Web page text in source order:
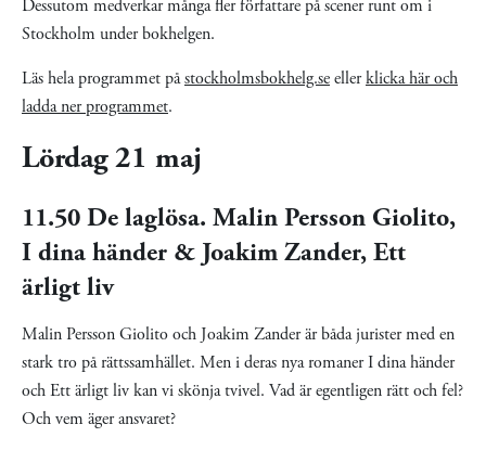
Dessutom medverkar många fler författare på scener runt om i
Stockholm under bokhelgen.
Läs hela programmet påstockholmsbokhelg.seellerklicka här och
ladda ner programmet.
Lördag 21 maj
11.50 De laglösa. Malin Persson Giolito,
I dina händer & Joakim Zander, Ett
ärligt liv
Malin Persson Giolito och Joakim Zander är båda jurister med en
stark tro på rättssamhället. Men i deras nya romaner I dina händer
och Ett ärligt liv kan vi skönja tvivel. Vad är egentligen rätt och fel?
Och vem äger ansvaret?